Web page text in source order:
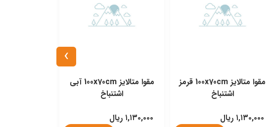
مقوا متالایز 100x70cm قرمز
اشتنباخ
۱,۱۳۰,۰۰۰ ریال
مقوا متالایز 100x70cm آبی
اشتنباخ
۱,۱۳۰,۰۰۰ ریال
›